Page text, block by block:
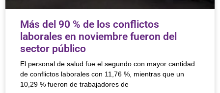
Más del 90 % de los conflictos
laborales en noviembre fueron del
sector público
El personal de salud fue el segundo con mayor cantidad
de conflictos laborales con 11,76 %, mientras que un
10,29 % fueron de trabajadores de